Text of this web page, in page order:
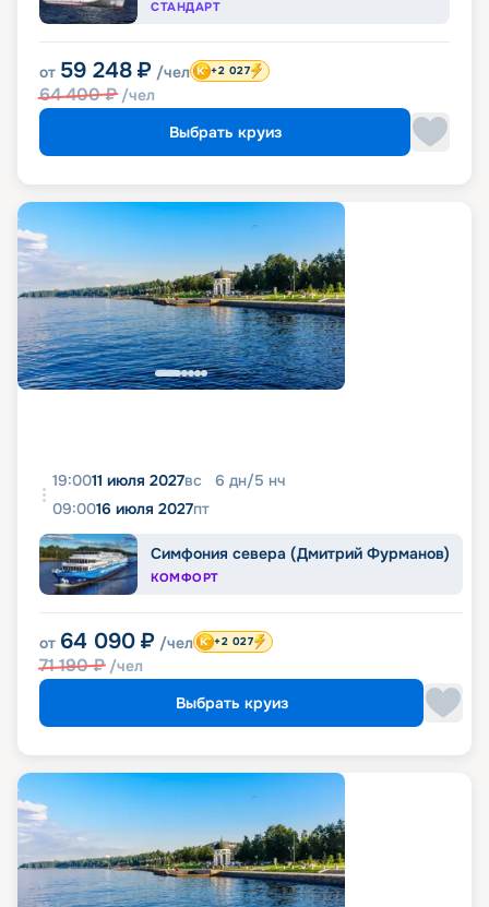
СТАНДАРТ
от 59 248 ₽ /чел
64 400₽ /чел
+2 027
Выбрать круиз
19:0011 июля 2027вс 6 дн/5 нч
09:0016 июля 2027пт
Симфония севера (Дмитрий Фурманов)
КОМФОРТ
от 64 090 ₽ /чел
71 190₽ /чел
+2 027
Выбрать круиз